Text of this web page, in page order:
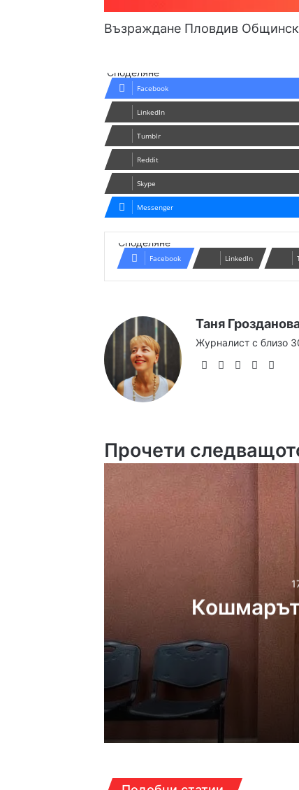
Възраждане Пловдив
Споделяне
Facebook
LinkedIn
Tumblr
Reddit
Skype
Messenger
Споделяне
Facebook LinkedIn
Таня
Журналист с близо
WebsiteFacebook
X YouTube
Прочети
17:14ч, петък, 7 август,
Кошмарът на една